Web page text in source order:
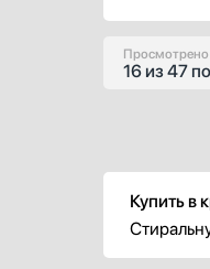
Просмотрено
16 из47
Купить в